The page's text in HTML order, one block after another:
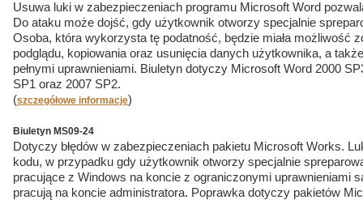
Usuwa luki w zabezpieczeniach programu Microsoft Word
Do ataku może dojść, gdy użytkownik otworzy specjalnie
Osoba, która wykorzysta tę podatność, będzie miała możliwość
podglądu, kopiowania oraz usunięcia danych użytkownika, a
pełnymi uprawnieniami. Biuletyn dotyczy Microsoft Word 2000
SP1 oraz 2007 SP2.
(szczegółowe informacje)
Biuletyn MS09-24
Dotyczy błędów w zabezpieczeniach pakietu Microsoft Works.
kodu, w przypadku gdy użytkownik otworzy specjalnie
pracujące z Windows na koncie z ograniczonymi uprawnieniami
pracują na koncie administratora. Poprawka dotyczy pakietów